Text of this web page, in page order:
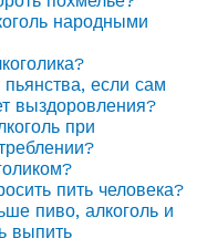
народными
если сам
выздоровления?
при
пить человека?
пиво, алкоголь и
выпить